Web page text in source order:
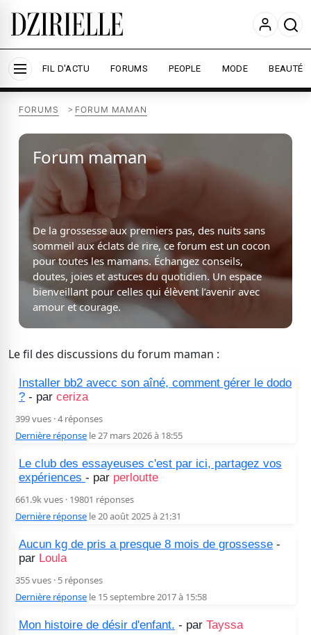
Nous utilisons des cookies pour améliorer votre
expérience et mesurer l'audience.
En savoir plus
Accepter tout
Personnaliser
FIL D'ACTU FORUMS PEOPLE MODE BEAUTÉ
FORUMS > FORUM MAMAN
Forum maman
De la grossesse aux premiers pas, des nuits sans
sommeil aux éclats de rire, ce forum est un cocon
pour toutes les mamans. Échangez conseils,
doutes, joies et astuces du quotidien. Un espace
bienveillant pour celles qui élèvent l’avenir avec
amour et courage.
Le fil des discussions du forum maman :
Installer bb2 avecc son aîné, comment gérer le dodo
? - par ceriza
399 vues · 4 réponses
Dernière réponse le 27 mars 2026 à 18:55
Le club des essayeuses c'est par ici, partagez vos
expériences - par perloutte
661.9k vues · 19801 réponses
Dernière réponse le 20 août 2025 à 21:31
Aucun kg de pris a presque 8 mois de grossesse -
par Loula
355 vues · 5 réponses
Dernière réponse le 15 septembre 2017 à 15:58
Mon histoire de désir d'enfant. - par Tayssa